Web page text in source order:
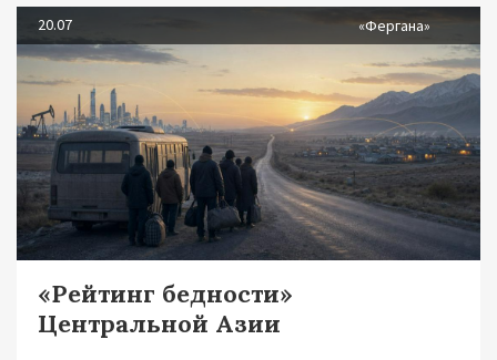
20.07 «Фергана»
«Рейтинг бедности»
Центральной Азии